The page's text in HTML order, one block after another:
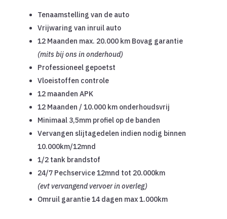
Tenaamstelling van de auto
Vrijwaring van inruil auto
12 Maanden max. 20.000 km Bovag garantie
(mits bij ons in onderhoud)
Professioneel gepoetst
Vloeistoffen controle
12 maanden APK
12 Maanden / 10.000 km onderhoudsvrij
Minimaal 3,5mm profiel op de banden
Vervangen slijtagedelen indien nodig binnen
10.000km/12mnd
1/2 tank brandstof
24/7 Pechservice 12mnd tot 20.000km
(evt vervangend vervoer in overleg)
Omruil garantie 14 dagen max 1.000km